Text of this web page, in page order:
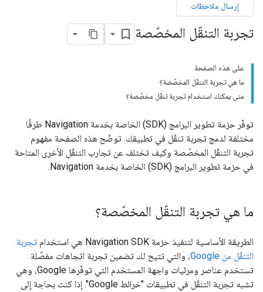
إرسال ملاحظات
تجربة التنقّل المخصّصة
على هذه الصفحة
ما هي تجربة التنقّل المخصّصة؟
متى يمكنك استخدام تجربة تنقّل مخصّصة؟
توفّر حزمة تطوير البرامج (SDK) الخاصة بخدمة Navigation طرقًا
مختلفة لدمج تجربة تنقّل في تطبيقك. توضّح هذه الصفحة مفهوم
تجربة التنقّل المخصّصة وكيف تختلف عن تجارب التنقّل الأخرى المتاحة
في حزمة تطوير البرامج (SDK) الخاصة بخدمة Navigation.
ما هي تجربة التنقّل المخصّصة؟
الطريقة الأساسية لتنفيذ حزمة Navigation SDK هي استخدام
تجربة
التنقّل من Google
، والتي تتيح لك تضمين تجربة اتجاهات مفصّلة
تستخدم عناصر ومرئيات واجهة المستخدم التي توفّرها Google، وهي
تشبه تجربة التنقّل في تطبيقات "خرائط Google". إذا كنت بحاجة إلى